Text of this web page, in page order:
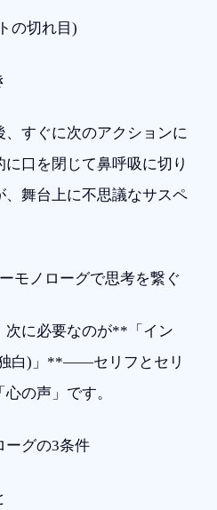
の切れ目)
すぐに次のアクションに
口を閉じて鼻呼吸に切り
、舞台上に不思議なサスペ
モノローグで思考を繋ぐ
次に必要なのが**「イン
白)」**――セリフとセリ
の声」です。
ーグの3条件